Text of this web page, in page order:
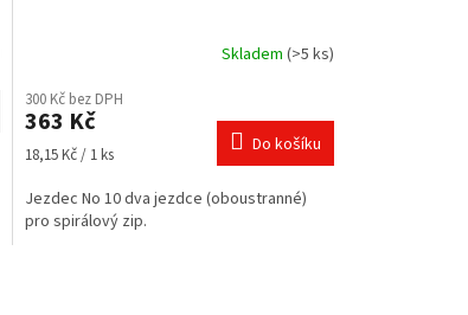
Skladem (>5 ks)
300 Kč bez DPH
363 Kč
Měrná
18,15 Kč / 1 ks Do košíku
Jezdec No 10 dva jezdce (oboustranné)
pro spirálový zip.